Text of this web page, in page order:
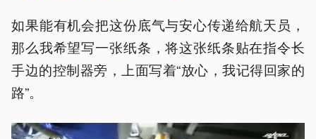
如果能有机会把这份底气与安心传递给航天员，
那么我希望写一张纸条，将这张纸条贴在指令长
手边的控制器旁，上面写着“放心，我记得回家的
路”。